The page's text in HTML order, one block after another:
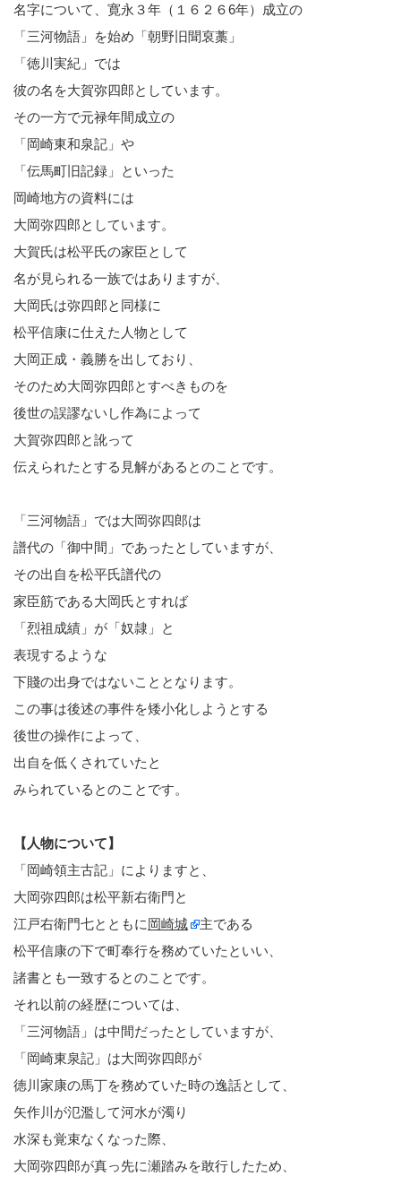
名字について、寛永３年（１６２６6年）成立の
「三河物語」を始め「朝野旧聞裒藁」
「徳川実紀」では
彼の名を大賀弥四郎としています。
その一方で元禄年間成立の
「岡崎東和泉記」や
「伝馬町旧記録」といった
岡崎地方の資料には
大岡弥四郎としています。
大賀氏は松平氏の家臣として
名が見られる一族ではありますが、
大岡氏は弥四郎と同様に
松平信康に仕えた人物として
大岡正成・義勝を出しており、
そのため大岡弥四郎とすべきものを
後世の誤謬ないし作為によって
大賀弥四郎と訛って
伝えられたとする見解があるとのことです。
「三河物語」では大岡弥四郎は
譜代の「御中間」であったとしていますが、
その出自を松平氏譜代の
家臣筋である大岡氏とすれば
「烈祖成績」が「奴隷」と
表現するような
下賤の出身ではないこととなります。
この事は後述の事件を矮小化しようとする
後世の操作によって、
出自を低くされていたと
みられているとのことです。
【人物について】
「岡崎領主古記」によりますと、
大岡弥四郎は松平新右衛門と
江戸右衛門七とともに岡崎城
主である
松平信康の下で町奉行を務めていたといい、
諸書とも一致するとのことです。
それ以前の経歴については、
「三河物語」は中間だったとしていますが、
「岡崎東泉記」は大岡弥四郎が
徳川家康の馬丁を務めていた時の逸話として、
矢作川が氾濫して河水が濁り
水深も覚束なくなった際、
大岡弥四郎が真っ先に瀬踏みを敢行したため、